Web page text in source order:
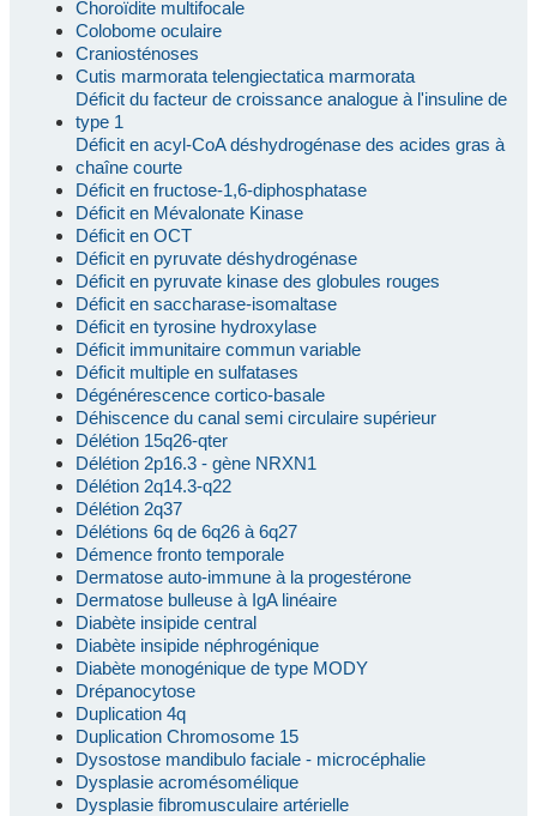
Choroïdite multifocale
Colobome oculaire
Craniosténoses
Cutis marmorata telengiectatica marmorata
Déficit du facteur de croissance analogue à l'insuline de
type 1
Déficit en acyl-CoA déshydrogénase des acides gras à
chaîne courte
Déficit en fructose-1,6-diphosphatase
Déficit en Mévalonate Kinase
Déficit en OCT
Déficit en pyruvate déshydrogénase
Déficit en pyruvate kinase des globules rouges
Déficit en saccharase-isomaltase
Déficit en tyrosine hydroxylase
Déficit immunitaire commun variable
Déficit multiple en sulfatases
Dégénérescence cortico-basale
Déhiscence du canal semi circulaire supérieur
Délétion 15q26-qter
Délétion 2p16.3 - gène NRXN1
Délétion 2q14.3-q22
Délétion 2q37
Délétions 6q de 6q26 à 6q27
Démence fronto temporale
Dermatose auto-immune à la progestérone
Dermatose bulleuse à IgA linéaire
Diabète insipide central
Diabète insipide néphrogénique
Diabète monogénique de type MODY
Drépanocytose
Duplication 4q
Duplication Chromosome 15
Dysostose mandibulo faciale - microcéphalie
Dysplasie acromésomélique
Dysplasie fibromusculaire artérielle